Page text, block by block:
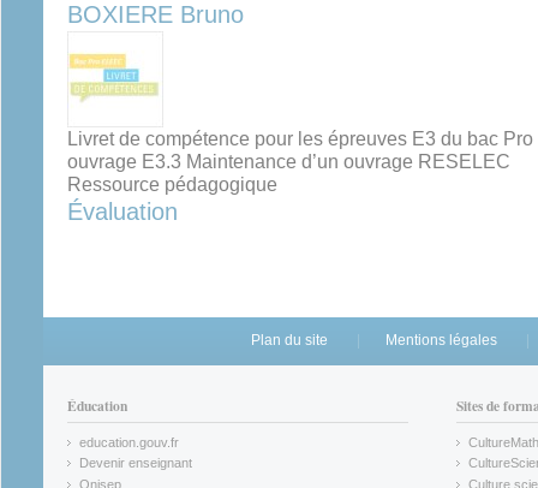
BOXIERE Bruno
Livret de compétence pour les épreuves E3 du bac
ouvrage E3.3 Maintenance d’un ouvrage RESELEC
Ressource pédagogique
Évaluation
Plan du site Mentions légales
Éducation
education.gouv.fr
(link is external)
Devenir enseignant
(link is external)
Onisep
Sites de
CultureMath
(link is
(link is
Culture